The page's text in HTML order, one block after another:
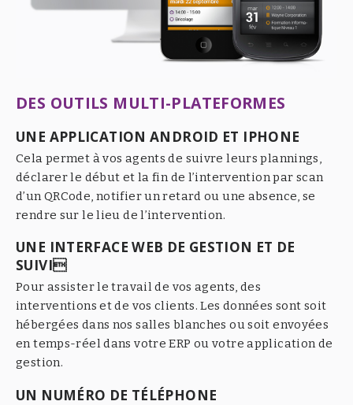
DES OUTILS MULTI-PLATEFORMES
UNE APPLICATION ANDROID ET IPHONE
Cela permet à vos agents de suivre leurs plannings,
déclarer le début et la fin de l’intervention par scan
d’un QRCode, notifier un retard ou une absence, se
rendre sur le lieu de l’intervention.
UNE INTERFACE WEB DE GESTION ET DE
SUIVI
Pour assister le travail de vos agents, des
interventions et de vos clients. Les données sont soit
hébergées dans nos salles blanches ou soit envoyées
en temps-réel dans votre ERP ou votre application de
gestion.
UN NUMÉRO DE TÉLÉPHONE